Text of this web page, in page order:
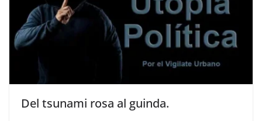
Del tsunami rosa al guinda.